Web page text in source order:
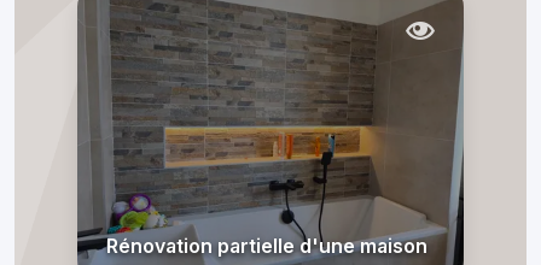
Rénovation partielle d'une maison